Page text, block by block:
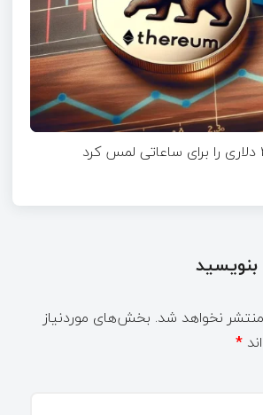
بنویسید
نخواهد شد. بخش‌های موردنیاز
*